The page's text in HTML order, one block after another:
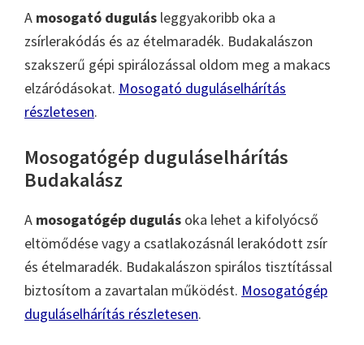
A mosogató dugulás leggyakoribb oka a
zsírlerakódás és az ételmaradék. Budakalászon
szakszerű gépi spirálozással oldom meg a makacs
elzáródásokat. Mosogató duguláselhárítás
részletesen.
Mosogatógép duguláselhárítás
Budakalász
A mosogatógép dugulás oka lehet a kifolyócső
eltömődése vagy a csatlakozásnál lerakódott zsír
és ételmaradék. Budakalászon spirálos tisztítással
biztosítom a zavartalan működést. Mosogatógép
duguláselhárítás részletesen.